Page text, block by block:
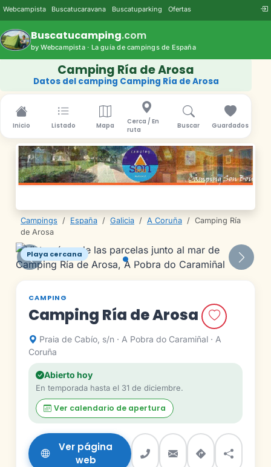
Webcampista Buscatucaravana Buscatuparking Ofertas
Buscatucamping.com
by Webcampista · La guía de campings de España
Camping Ría de Arosa
Datos del camping Camping Ría de Arosa
Inicio Listado Mapa
Cerca / En
ruta
Buscar Guardados
Campings / España / Galicia / A Coruña / Camping Ría
de Arosa
Playa cercana
Anterior
CAMPING
Camping Ría de Arosa
Praia de Cabío, s/n · A Pobra do Caramiñal · A
Coruña
Abierto hoy
En temporada hasta el 31 de diciembre.
Ver calendario de apertura
Ver página
web